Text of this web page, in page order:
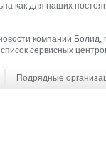
как для наших
компании
сервисных
Подрядные